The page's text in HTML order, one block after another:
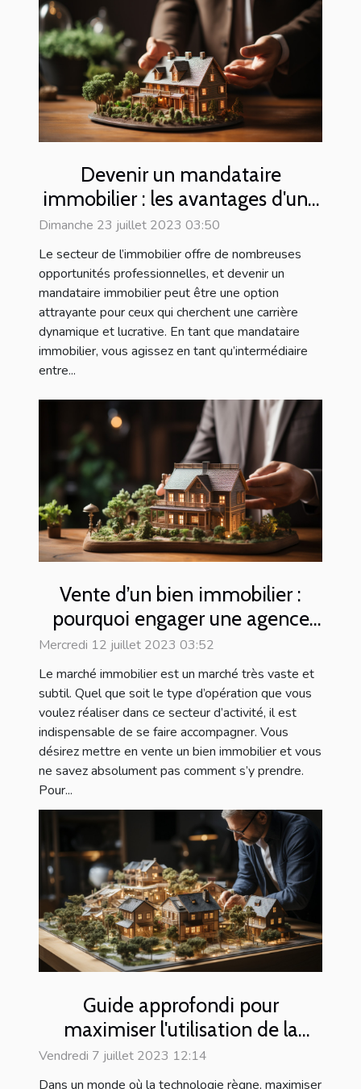
Devenir un mandataire
immobilier : les avantages d'une
carrière prometteuse
Dimanche 23 juillet 2023 03:50
Le secteur de l’immobilier offre de nombreuses
opportunités professionnelles, et devenir un
mandataire immobilier peut être une option
attrayante pour ceux qui cherchent une carrière
dynamique et lucrative. En tant que mandataire
immobilier, vous agissez en tant qu’intermédiaire
entre...
Vente d’un bien immobilier :
pourquoi engager une agence
immobilière ?
Mercredi 12 juillet 2023 03:52
Le marché immobilier est un marché très vaste et
subtil. Quel que soit le type d’opération que vous
voulez réaliser dans ce secteur d’activité, il est
indispensable de se faire accompagner. Vous
désirez mettre en vente un bien immobilier et vous
ne savez absolument pas comment s’y prendre.
Pour...
Guide approfondi pour
maximiser l'utilisation de la
plateforme SeLoger en tant que
professionnel de l'immobilier
Vendredi 7 juillet 2023 12:14
Dans un monde où la technologie règne, maximiser